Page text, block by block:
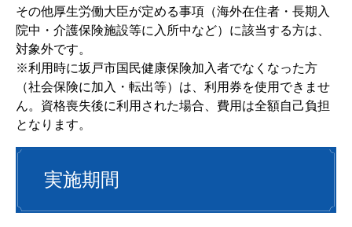
その他厚生労働大臣が定める事項（海外在住者・長期入
院中・介護保険施設等に入所中など）に該当する方は、
対象外です。
※利用時に坂戸市国民健康保険加入者でなくなった方
（社会保険に加入・転出等）は、利用券を使用できませ
ん。資格喪失後に利用された場合、費用は全額自己負担
となります。
実施期間